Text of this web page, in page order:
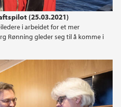
(25.03.2021)
i arbeidet for et mer
Rønning gleder seg til å komme i